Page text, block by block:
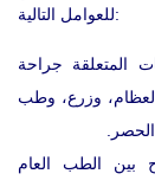
للعوامل التالية:
المتعلقة جراحة
وزرع، وطب
بين الطب العام